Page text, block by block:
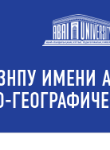
ИМЕНИ